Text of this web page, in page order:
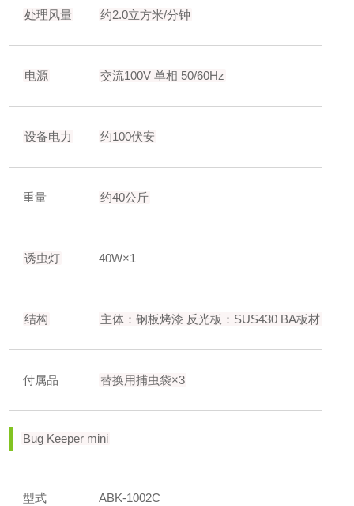
处理风量 约2.0立方米/分钟
电源 交流100V 单相 50/60Hz
设备电力 约100伏安
重量 约40公斤
诱虫灯 40W×1
结构 主体：钢板烤漆 反光板：SUS430 BA板材
付属品 替换用捕虫袋×3
Bug Keeper mini
型式 ABK-1002C